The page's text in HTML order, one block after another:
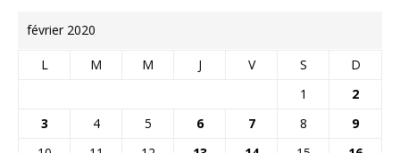
février 2020
L M M J V S
D
1
2
3
4 5 6 7 8
9